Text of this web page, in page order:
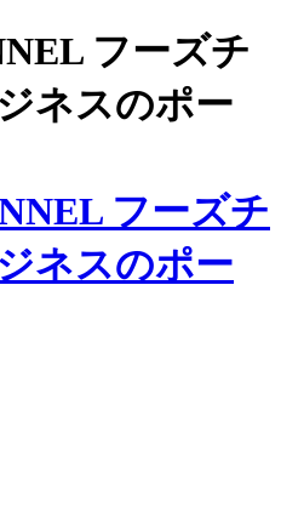
フーズチ
ネスのポー